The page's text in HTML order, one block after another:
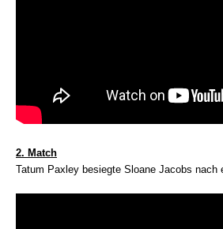
2. Match
Tatum Paxley besiegte Sloane Jacobs nach